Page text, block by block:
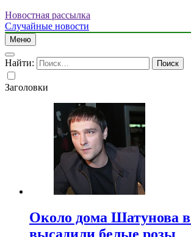
Новостная рассылка
Случайные новости
Меню
Найти:
Заголовки
Около дома Шатунова